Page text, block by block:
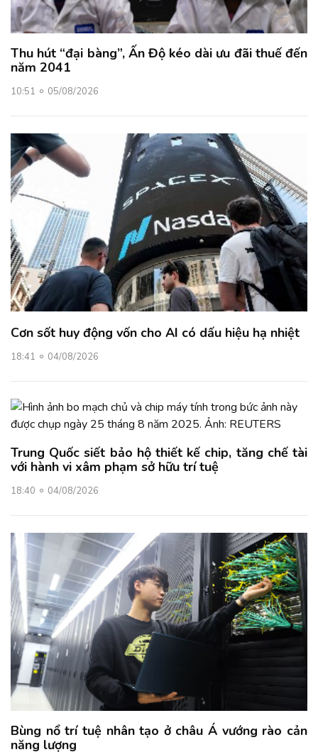
Thu hút “đại bàng”, Ấn Độ kéo dài ưu đãi thuế đến
năm 2041
10:51 05/08/2026
Cơn sốt huy động vốn cho AI có dấu hiệu hạ nhiệt
18:41 04/08/2026
Trung Quốc siết bảo hộ thiết kế chip, tăng chế tài
với hành vi xâm phạm sở hữu trí tuệ
18:40 04/08/2026
Bùng nổ trí tuệ nhân tạo ở châu Á vướng rào cản
năng lượng